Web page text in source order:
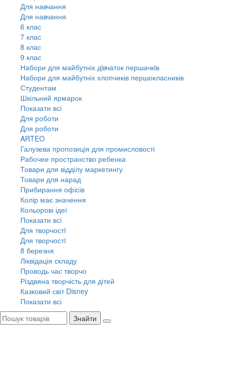
Для навчання
Для навчання
6 клас
7 клас
8 клас
9 клас
Набори для майбутніх дiвчаток першачкiв
Набори для майбутніх хлопчиків першокласників
Студентам
Шкільний ярмарок
Показати всі
Для роботи
Для роботи
ARTEO
Галузева пропозиція для промисловості
Рабочее пространство ребенка
Товари для відділу маркетингу
Товари для нарад
Прибирання офісів
Колір має значення
Кольорові ідеї
Показати всі
Для творчостi
Для творчостi
8 березня
Ліквідація складу
Проводь час творчо
Різдвяна творчість для дітей
Казковий світ Disney
Показати всі
Знайти